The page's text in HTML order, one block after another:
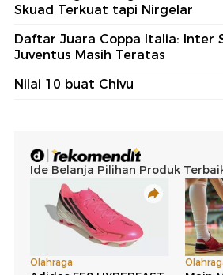
Skuad Terkuat tapi Nirgelar
Daftar Juara Coppa Italia: Inter
Juventus Masih Teratas
Nilai 10 buat Chivu